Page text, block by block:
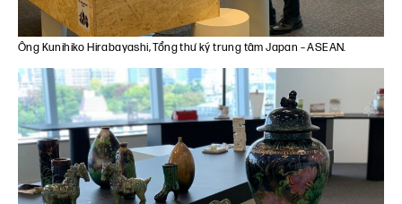
Ông Kunihiko Hirabayashi, Tổng thư ký trung tâm Japan – ASEAN.